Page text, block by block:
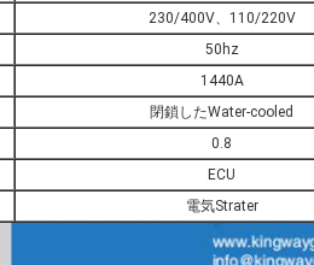
230/400V、110/220V
50hz
1440A
閉鎖したWater-cooled
0.8
ECU
電気Strater